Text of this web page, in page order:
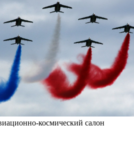
космический салон